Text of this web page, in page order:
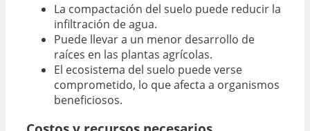
La compactación del suelo puede reducir la
infiltración de agua.
Puede llevar a un menor desarrollo de
raíces en las plantas agrícolas.
El ecosistema del suelo puede verse
comprometido, lo que afecta a organismos
beneficiosos.